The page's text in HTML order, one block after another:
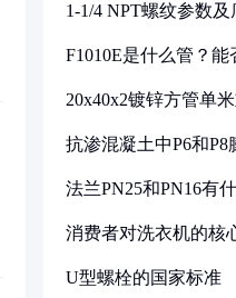
1-1/4 NPT螺纹参数
F1010E是什么管？能
20x40x2镀锌方管单
抗渗混凝土中P6和
法兰PN25和PN16有
消费者对洗衣机的核
U型螺栓的国家标准